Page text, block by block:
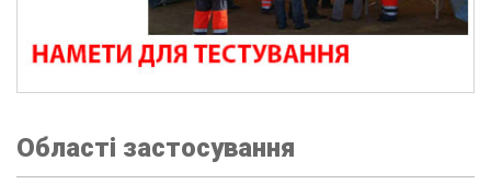
Області застосування